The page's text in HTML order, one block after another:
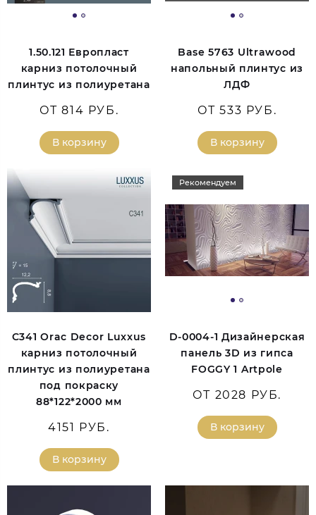
1.50.121 Европласт
карниз потолочный
плинтус из полиуретана
ОТ 814 РУБ.
В корзину
Base 5763 Ultrawood
напольный плинтус из
ЛДФ
ОТ 533 РУБ.
В корзину
C341 Orac Decor Luxxus
карниз потолочный
плинтус из полиуретана
под покраску
88*122*2000 мм
4151 РУБ.
В корзину
Рекомендуем
D-0004-1 Дизайнерская
панель 3D из гипса
FOGGY 1 Artpole
ОТ 2028 РУБ.
В корзину